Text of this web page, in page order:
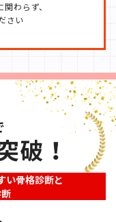
わらず、
さい
い骨格診断と